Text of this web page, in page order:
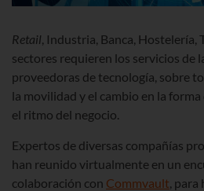
Retail, Industria, Banca,
sectores requieren los servicios de
proveedoras de tecnología, sobre
la movilidad y el cambio en la
el ritmo del negocio.
Expertos de diversas compañías
han reunido virtualmente en un
colaboración con Commvault, para